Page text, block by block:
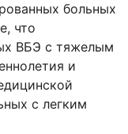
больных
что
ВБЭ с тяжелым
и
с легким